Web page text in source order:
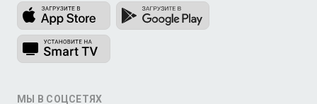
МЫ В СОЦСЕТЯХ